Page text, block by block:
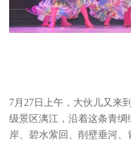
7月27日上午，大伙儿又来
级景区漓江，沿着这条青
岸、碧水萦回、削壁垂河